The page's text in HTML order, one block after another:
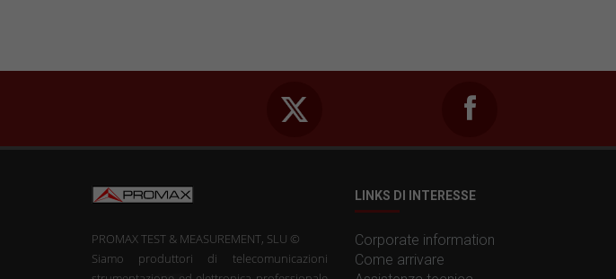
PROMAX TEST & MEASUREMENT, SLU ©
Siamo produttori di telecomunicazioni
LINKS DI INTERESSE
Corporate information
Come arrivare